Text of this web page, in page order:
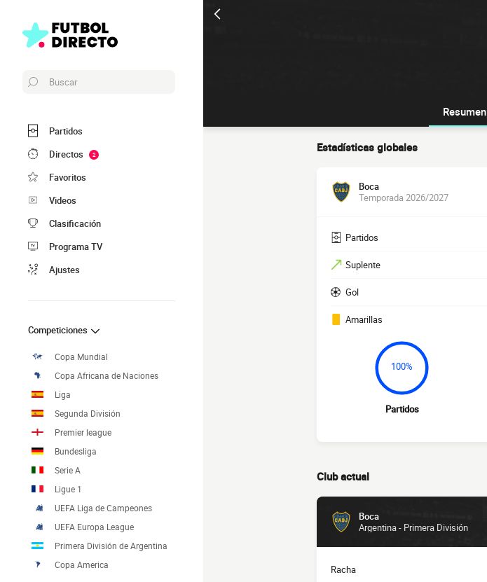
Buscar
Partidos
Directos
2
Favoritos
Videos
Clasificación
Programa TV
Ajustes
Competiciones
Copa Mundial
Copa Africana de Naciones
Liga
Segunda División
Premier league
Bundesliga
Serie A
Ligue 1
UEFA Liga de Campeones
UEFA Europa League
Primera División de Argentina
Copa America
Resumen
Estadísticas globales
Boca
Temporada 2026/2027
Partidos
Suplente
Gol
Amarillas
100%
Partidos
Club actual
Boca
Argentina - Primera División
Racha